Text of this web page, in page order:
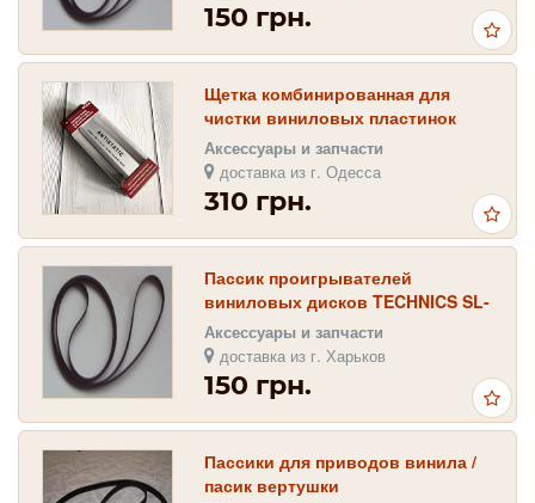
150 грн.
Щетка комбинированная для
чистки виниловых пластинок
Goka-C
Аксессуары и запчасти
доставка из г. Одесса
310 грн.
Пассик проигрывателей
виниловых дисков TECHNICS SL-
3 , TECHNICS SL B-1 / 300х4х0, 6
Аксессуары и запчасти
доставка из г. Харьков
150 грн.
Пассики для приводов винила /
пасик вертушки